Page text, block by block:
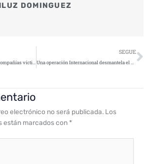
DOMINGUEZ
Ciberfraude empresarial: 36 compañías víctimas de estafa millonaria descubierta por la Guardia Civil
SEGUE
Una operación Internacional desmantela el botnet Qakbot tras más de una década de ataques ciberneticos
electrónico no será publicada. Los
están marcados con *